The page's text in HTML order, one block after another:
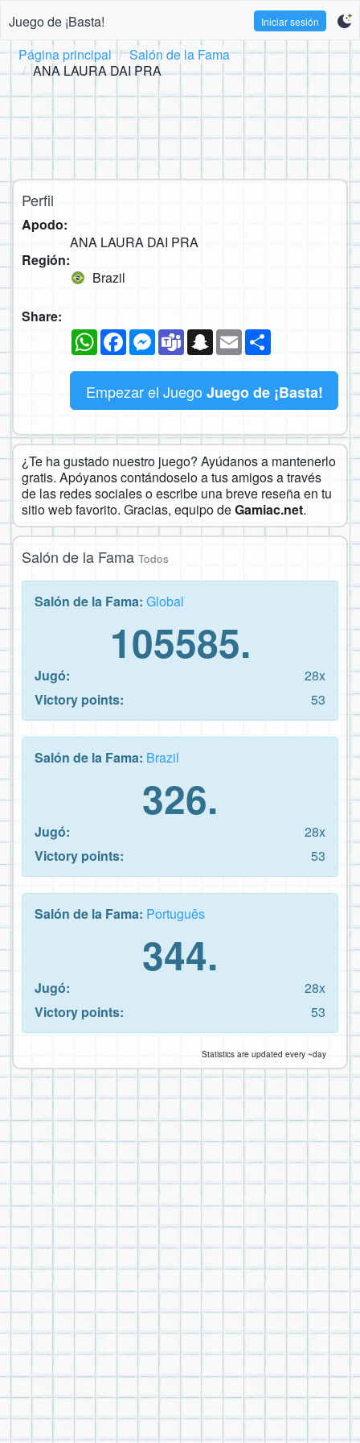
Juego de ¡Basta! Iniciar sesión
Página principal
Salón de la Fama
ANA LAURA DAI PRA
Perfil
Apodo:
ANA LAURA DAI PRA
Región:
Brazil
Share:
WhatsAppFacebookMessenger
TeamsSnapchat
Email
Empezar el Juego Juego de ¡Basta!
¿Te ha gustado nuestro juego? Ayúdanos a mantenerlo
gratis. Apóyanos contándoselo a tus amigos a través
de las redes sociales o escribe una breve reseña en tu
sitio web favorito. Gracias, equipo deGamiac.net.
Salón de la Fama Todos
Salón de la Fama: Global
105585.
Jugó:
28x
Victory points:
53
Salón de la Fama: Brazil
326.
Jugó:
28x
Victory points:
53
Salón de la Fama: Português
344.
Jugó:
28x
Victory points:
53
Statistics are updated every ~day